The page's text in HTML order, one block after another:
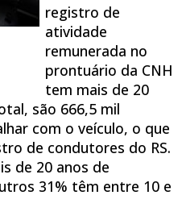
registro de
atividade
remunerada no
prontuário da CNH
tem mais de 20
são 666,5 mil
com o veículo, o que
de condutores do RS.
de 20 anos de
31% têm entre 10 e